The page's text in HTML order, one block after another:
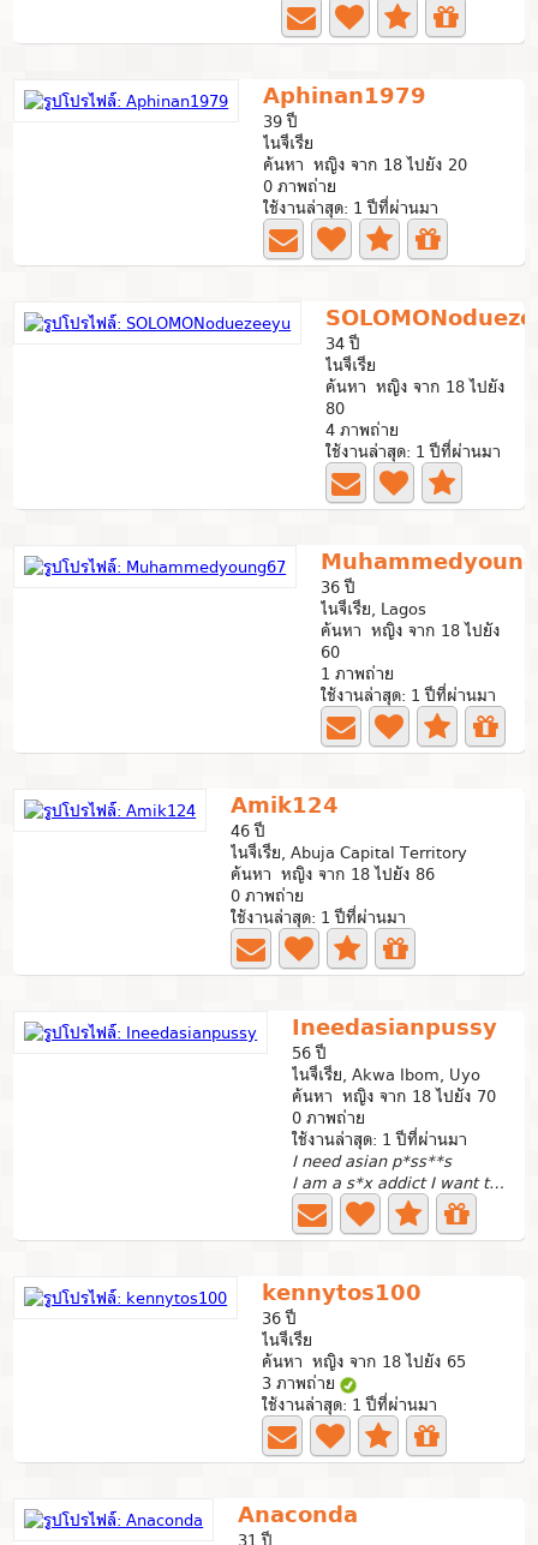
Aphinan1979
39 ปี
ไนจีเรีย
ค้นหา หญิง จาก 18 ไปยัง 20
0 ภาพถ่าย
ใช้งานล่าสุด: 1 ปีที่ผ่านมา
34 ปี
ไนจีเรีย
ค้นหา หญิง จาก 18 ไปยัง
80
4 ภาพถ่าย
ใช้งานล่าสุด: 1 ปีที่ผ่านมา
36 ปี
ไนจีเรีย, Lagos
ค้นหา หญิง จาก 18 ไปยัง
60
1 ภาพถ่าย
ใช้งานล่าสุด: 1 ปีที่ผ่านมา
Amik124
46 ปี
ไนจีเรีย, Abuja Capital Territory
ค้นหา หญิง จาก 18 ไปยัง 86
0 ภาพถ่าย
ใช้งานล่าสุด: 1 ปีที่ผ่านมา
Ineedasianpussy
56 ปี
ไนจีเรีย, Akwa Ibom, Uyo
ค้นหา หญิง จาก 18 ไปยัง 70
0 ภาพถ่าย
ใช้งานล่าสุด: 1 ปีที่ผ่านมา
I need asian p*ss**s
I am a s*x addict I want to f*ck as many asian women in...
kennytos100
36 ปี
ไนจีเรีย
ค้นหา หญิง จาก 18 ไปยัง 65
3 ภาพถ่าย
ใช้งานล่าสุด: 1 ปีที่ผ่านมา
Anaconda